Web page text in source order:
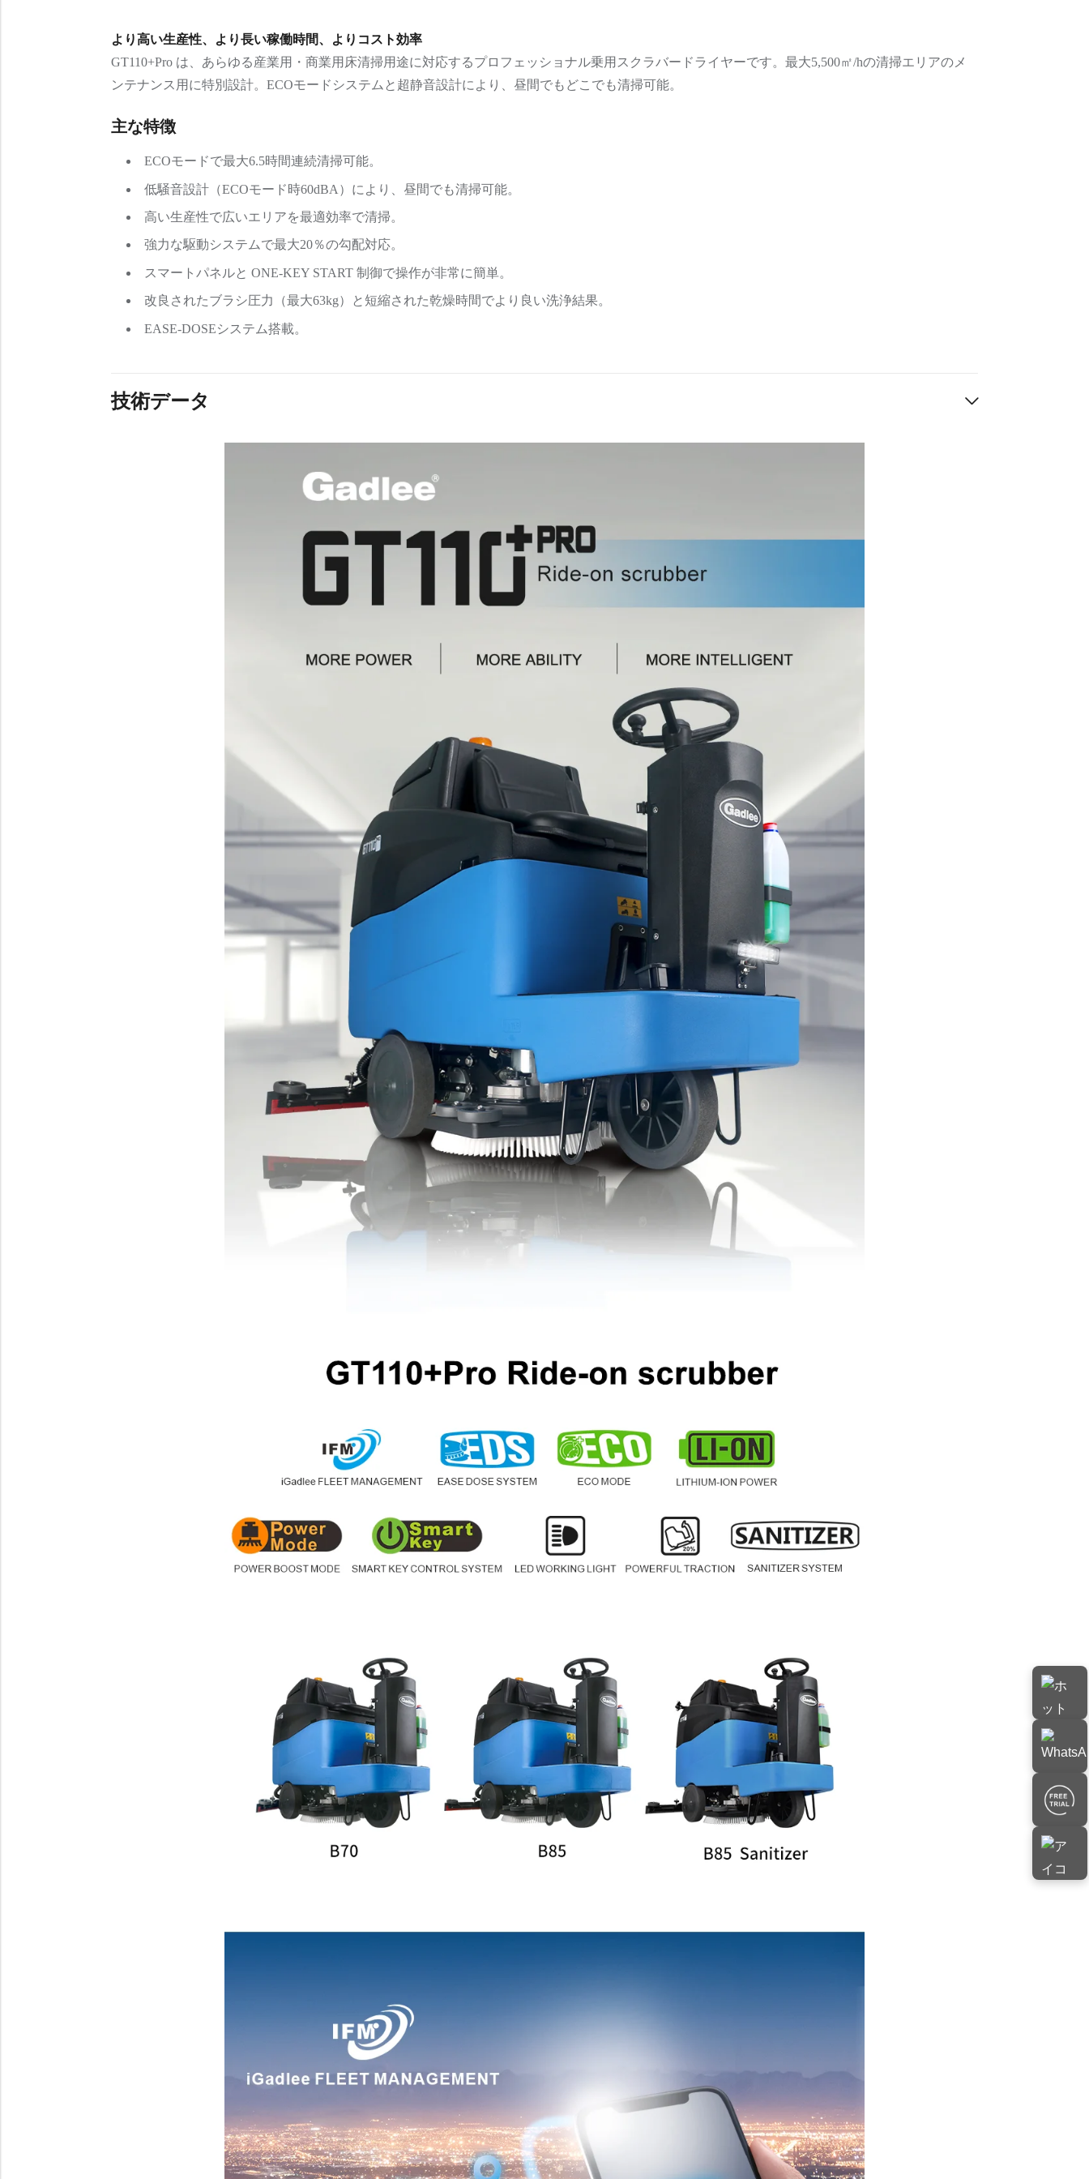
より高い生産性、より長い稼働時間、よりコスト効率
GT110+Pro は、あらゆる産業用・商業用床清掃用途に対応するプロフェッショナル乗用スクラバードライヤーです。最大5,500㎡/hの清掃エリアのメ
ンテナンス用に特別設計。ECOモードシステムと超静音設計により、昼間でもどこでも清掃可能。
主な特徴
ECOモードで最大6.5時間連続清掃可能。
低騒音設計（ECOモード時60dBA）により、昼間でも清掃可能。
高い生産性で広いエリアを最適効率で清掃。
強力な駆動システムで最大20％の勾配対応。
スマートパネルと ONE-KEY START 制御で操作が非常に簡単。
改良されたブラシ圧力（最大63kg）と短縮された乾燥時間でより良い洗浄結果。
EASE-DOSEシステム搭載。
技術データ